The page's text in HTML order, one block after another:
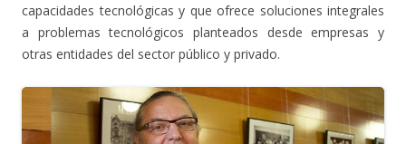
capacidades tecnológicas y que ofrece soluciones integrales
a problemas tecnológicos planteados desde empresas y
otras entidades del sector público y privado.